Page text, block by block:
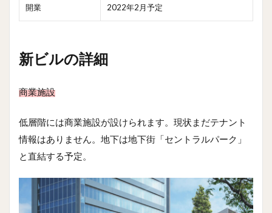
開業 2022年2月予定
新ビルの詳細
商業施設
低層階には商業施設が設けられます。現状まだテナント
情報はありません。地下は地下街「セントラルパーク」
と直結する予定。